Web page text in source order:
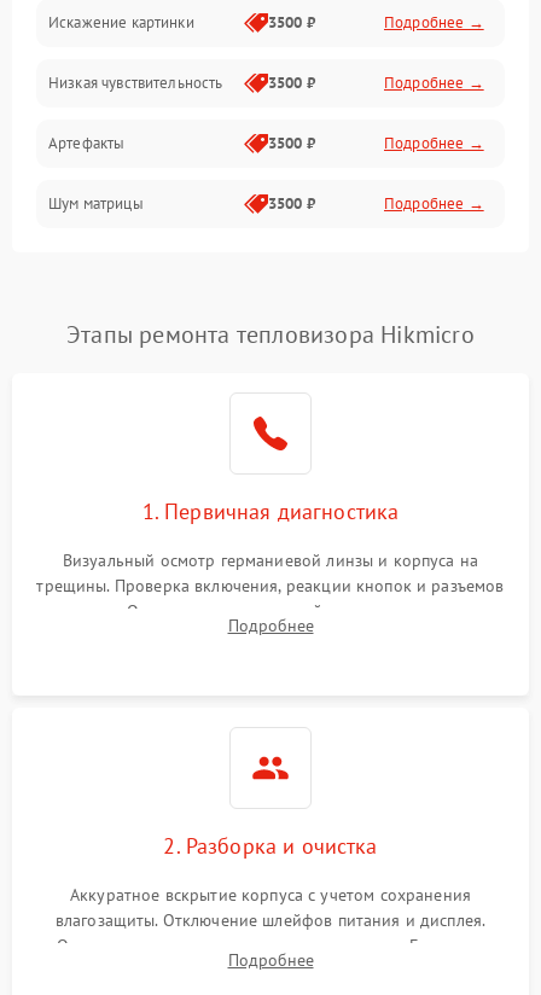
Электропитание
Измерения
Матрица
Проблемы питания
Сбои коммуникаций и интерфейсов
Экран (дисплей)
Искажение картинки 3500 ₽ Подробнее →
Низкая чувствительность 3500 ₽ Подробнее →
Артефакты 3500 ₽ Подробнее →
Шум матрицы 3500 ₽ Подробнее →
Этапы ремонта тепловизора Hikmicro
1. Первичная диагностика
Визуальный осмотр германиевой линзы и корпуса на
трещины. Проверка включения, реакции кнопок и разъемов
зарядки. Оценка вывода тепловой сигнатуры на экран,
проверка базовых функций и считывание системных
Подробнее
2. Разборка и очистка
Аккуратное вскрытие корпуса с учетом сохранения
влагозащиты. Отключение шлейфов питания и дисплея.
Очистка внутренних плат от окислов и пыли. Бережная
обработка германиевого объектива специализированными
Подробнее